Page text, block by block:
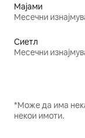
Мајами
Месечни
Сиетл
Месечни
*Може да има
некои имоти.